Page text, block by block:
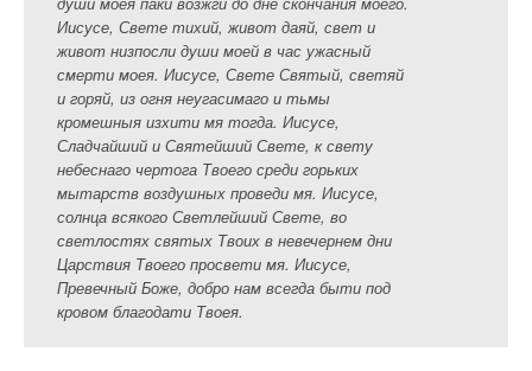
Иисусе, Свете тихий, живот даяй, свет и
живот низпосли души моей в час ужасный
смерти моея. Иисусе, Свете Святый, светяй
и горяй, из огня неугасимаго и тьмы
кромешныя изхити мя тогда. Иисусе,
Сладчайший и Святейший Свете, к свету
небеснаго чертога Твоего среди горьких
мытарств воздушных проведи мя. Иисусе,
солнца всякого Светлейший Свете, во
светлостях святых Твоих в невечернем дни
Царствия Твоего просвети мя. Иисусе,
Превечный Боже, добро нам всегда быти под
кровом благодати Твоея.